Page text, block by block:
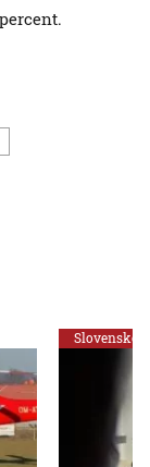
Slovensko